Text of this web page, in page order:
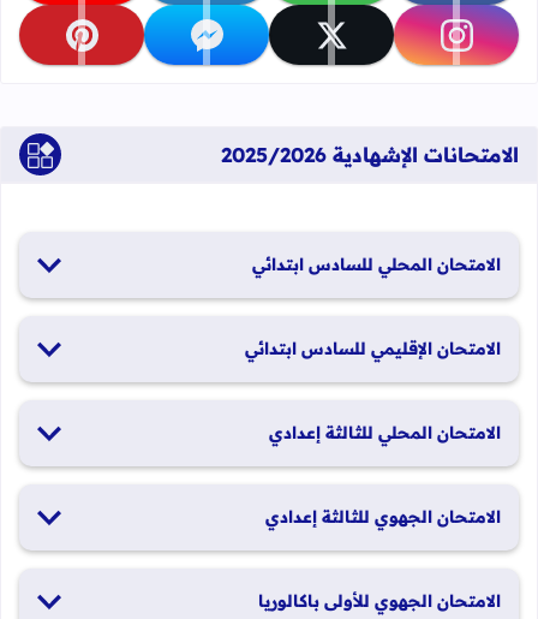
تابعنا على instagram تابعنا على x تابعنا على messenger تابعنا على pinterest
الامتحانات الإشهادية 2025/2026
الامتحان المحلي للسادس ابتدائي
الامتحان الإقليمي للسادس ابتدائي
الامتحان المحلي للثالثة إعدادي
الامتحان الجهوي للثالثة إعدادي
الامتحان الجهوي للأولى باكالوريا